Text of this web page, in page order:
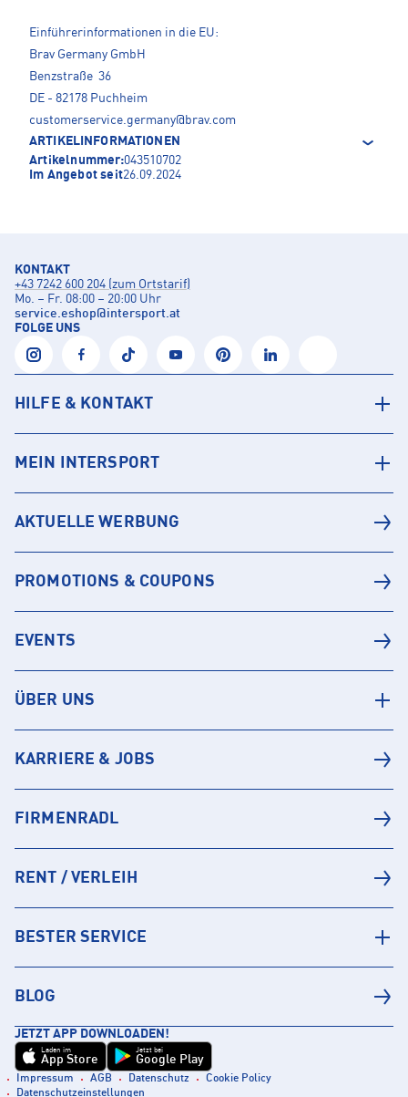
Einführerinformationen in die EU:
Brav Germany GmbH
Benzstraße 36
DE - 82178 Puchheim
customerservice.germany@brav.com
ARTIKELINFORMATIONEN
Artikelnummer:043510702
Im Angebot seit26.09.2024
KONTAKT
+43 7242 600 204 (zum Ortstarif)
Mo. – Fr. 08:00 – 20:00 Uhr
service.eshop@intersport.at
FOLGE UNS
HILFE & KONTAKT
MEIN INTERSPORT
AKTUELLE WERBUNG
PROMOTIONS & COUPONS
EVENTS
ÜBER UNS
KARRIERE & JOBS
FIRMENRADL
RENT / VERLEIH
BESTER SERVICE
BLOG
JETZT APP DOWNLOADEN!
Laden im
App Store
Jetzt bei
Google Play
Impressum AGB Datenschutz
Cookie Policy
Datenschutzeinstellungen